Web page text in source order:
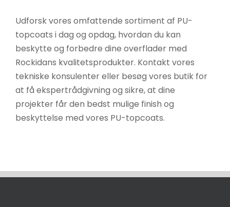
Udforsk vores omfattende sortiment af PU-
topcoats i dag og opdag, hvordan du kan
beskytte og forbedre dine overflader med
Rockidans kvalitetsprodukter. Kontakt vores
tekniske konsulenter eller besøg vores butik for
at få ekspertrådgivning og sikre, at dine
projekter får den bedst mulige finish og
beskyttelse med vores PU-topcoats.